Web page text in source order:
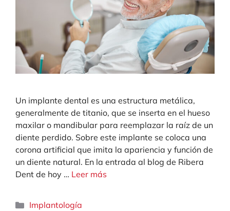
Un implante dental es una estructura metálica,
generalmente de titanio, que se inserta en el hueso
maxilar o mandibular para reemplazar la raíz de un
diente perdido. Sobre este implante se coloca una
corona artificial que imita la apariencia y función de
un diente natural. En la entrada al blog de Ribera
Dent de hoy … Leer más
Categorías
Implantología